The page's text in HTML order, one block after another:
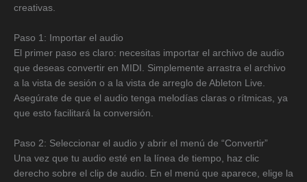
creativas.
Paso 1: Importar el audio
El primer paso es claro: necesitas importar el archivo de audio
que deseas convertir en MIDI. Simplemente arrastra el archivo
a la vista de sesión o a la vista de arreglo de Ableton Live.
Asegúrate de que el audio tenga melodías claras o rítmicas, ya
que esto facilitará la conversión.
Paso 2: Seleccionar el audio y abrir el menú de “Convertir”
Una vez que tu audio esté en la línea de tiempo, haz clic
derecho sobre el clip de audio. En el menú que aparece, elige la